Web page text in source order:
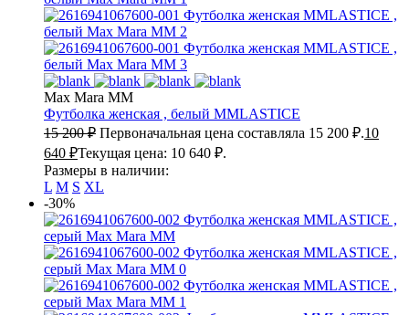
Max Mara MM
Футболка женская , белый MMLASTICE
15 200₽ Первоначальная цена составляла 15 200 ₽.10
640 ₽Текущая цена: 10 640 ₽.
Размеры в наличии:
L M S XL
-30%